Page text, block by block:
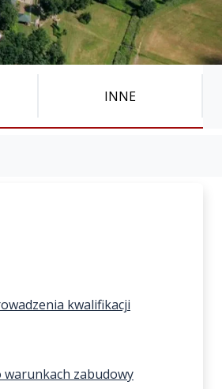
INNE
kwalifikacji
warunkach zabudowy